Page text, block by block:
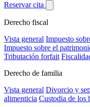
Reservar cita
Derecho fiscal
Vista general Impuesto
Impuesto sobre el
Tributación forfait
Derecho de familia
Vista general Divorcio y
alimenticia Custodia de los